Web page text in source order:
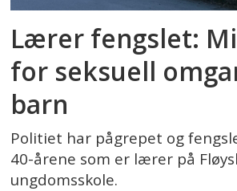
Lærer fengslet:
for seksuell
barn
Politiet har pågrepet og
40-årene som er lærer på
ungdomsskole.